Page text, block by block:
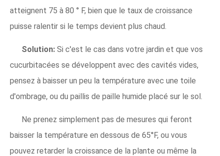
atteignent 75 à 80 ° F, bien que le taux de croissance
puisse ralentir si le temps devient plus chaud.
Solution: Si c'est le cas dans votre jardin et que vos
cucurbitacées se développent avec des cavités vides,
pensez à baisser un peu la température avec une toile
d'ombrage, ou du paillis de paille humide placé sur le sol.
Ne prenez simplement pas de mesures qui feront
baisser la température en dessous de 65°F, ou vous
pouvez retarder la croissance de la plante ou même la